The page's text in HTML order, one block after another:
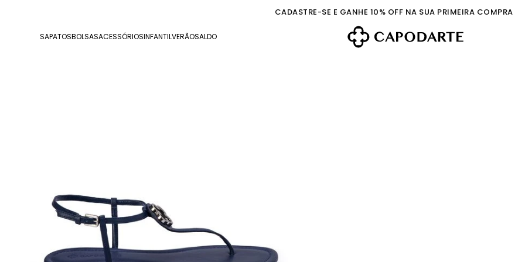
CADASTRE-SE E GANHE 10% OFF NA SUA PRIMEIRA COMPRA
SAPATOSBOLSASACESSÓRIOSINFANTILVERÃOSALDO